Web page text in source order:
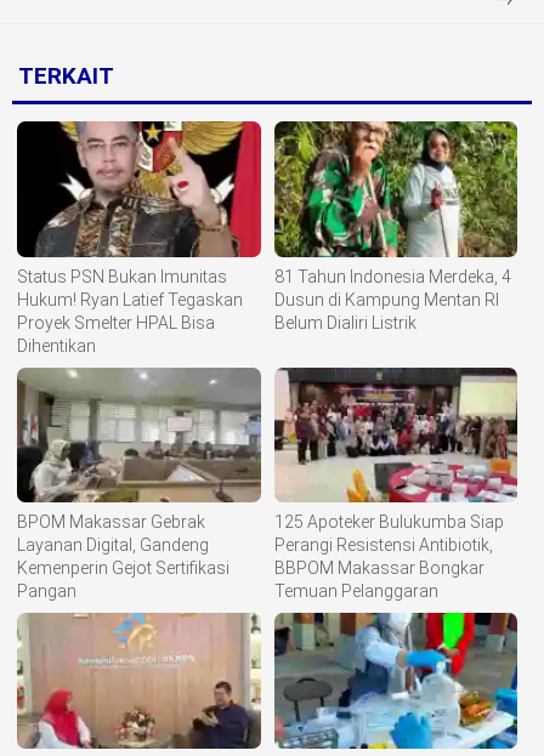
TERKAIT
Status PSN Bukan Imunitas
Hukum! Ryan Latief Tegaskan
Proyek Smelter HPAL Bisa
Dihentikan
81 Tahun Indonesia Merdeka, 4
Dusun di Kampung Mentan RI
Belum Dialiri Listrik
BPOM Makassar Gebrak
Layanan Digital, Gandeng
Kemenperin Gejot Sertifikasi
Pangan
125 Apoteker Bulukumba Siap
Perangi Resistensi Antibiotik,
BBPOM Makassar Bongkar
Temuan Pelanggaran